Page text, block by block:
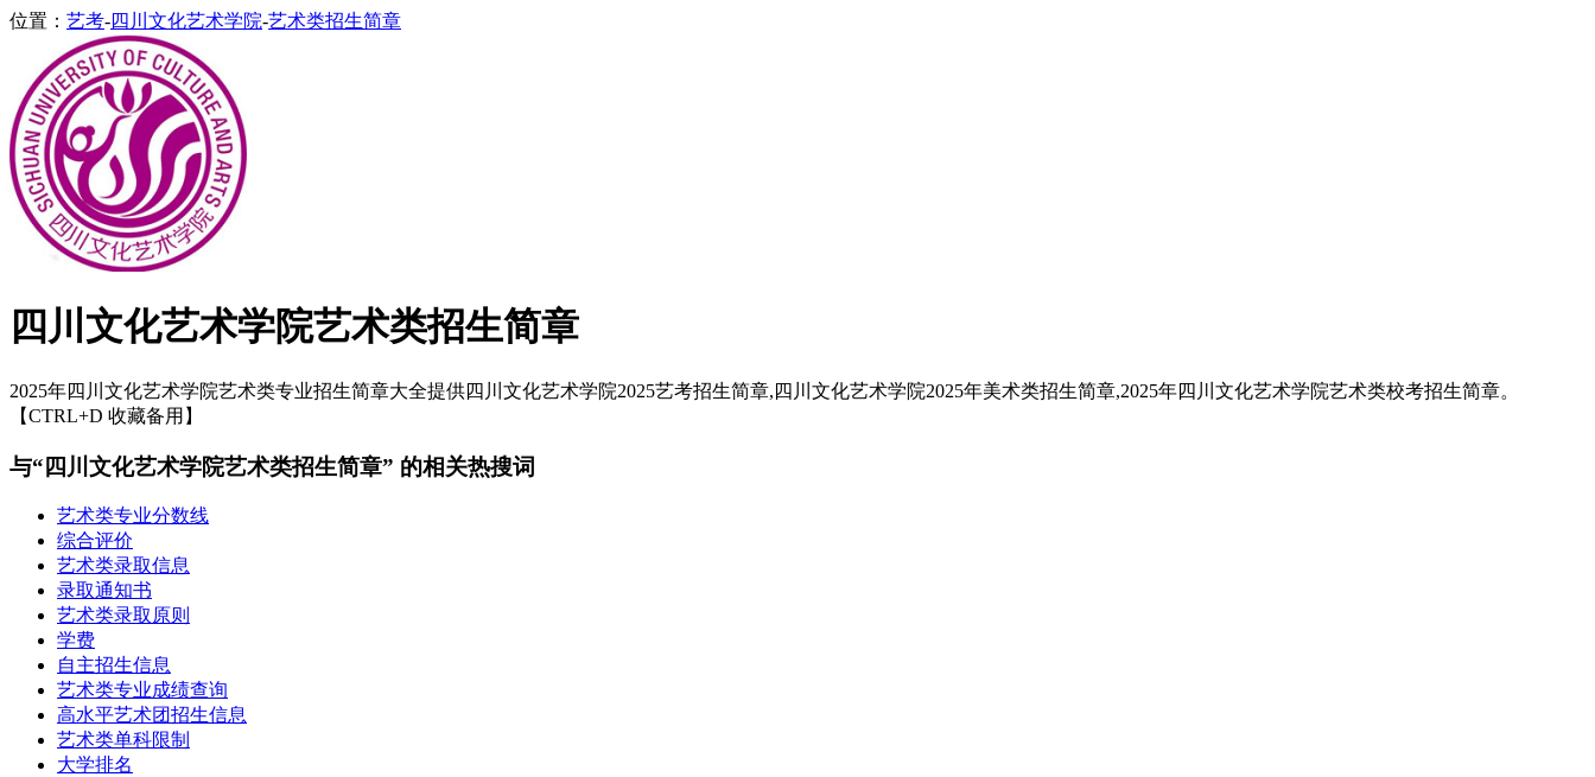
位置： 艺考-四川文化艺术学院-艺术类招生简章
四川文化艺术学院艺术类招生简章
2025年四川文化艺术学院艺术类专业招生简章大全提供四川文化艺术学院2025艺考招生简章,四川文化艺术学院2025年美术类招生简章,2025年四川文化艺术学院艺术类校考招生简章。
【CTRL+D 收藏备用】
与“四川文化艺术学院艺术类招生简章” 的相关热搜词
艺术类专业分数线
综合评价
艺术类录取信息
录取通知书
艺术类录取原则
学费
自主招生信息
艺术类专业成绩查询
高水平艺术团招生信息
艺术类单科限制
大学排名